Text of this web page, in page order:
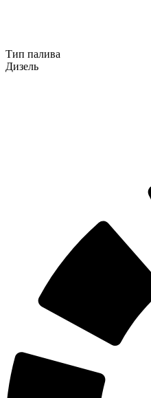
Тип палива
Дизель